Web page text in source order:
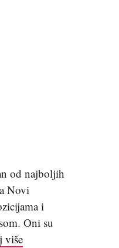
od najboljih
Novi
i
Oni su
više